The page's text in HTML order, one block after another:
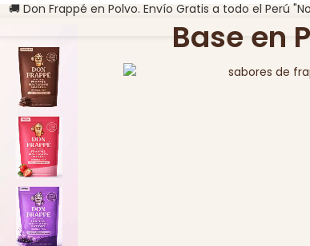
🚚 Don Frappé en Polvo. Envío Gratis a todo el Perú
Base en